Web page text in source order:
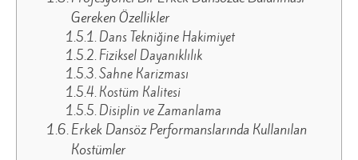
Gereken Özellikler
Dans Tekniğine Hakimiyet
Fiziksel Dayanıklılık
Sahne Karizması
Kostüm Kalitesi
Disiplin ve Zamanlama
Erkek Dansöz Performanslarında Kullanılan
Kostümler